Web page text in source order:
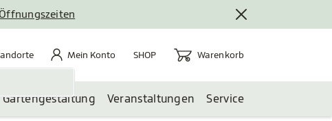
Mein Konto
Mein Konto SHOP Warenkorb
Warenkorb
Gartengestaltung Veranstaltungen Service